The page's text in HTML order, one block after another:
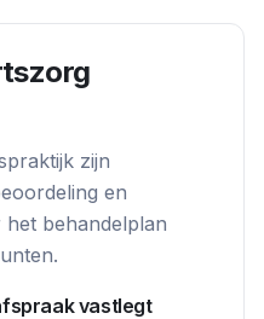
zijn
en
behandelplan
vastlegt